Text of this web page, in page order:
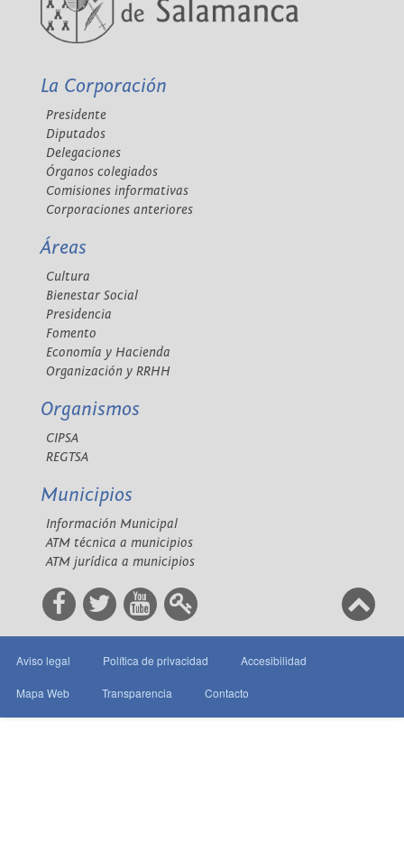
La Corporación
Presidente
Diputados
Delegaciones
Órganos colegiados
Comisiones informativas
Corporaciones anteriores
Áreas
Cultura
Bienestar Social
Presidencia
Fomento
Economía y Hacienda
Organización y RRHH
Organismos
CIPSA
REGTSA
Municipios
Información Municipal
ATM técnica a municipios
ATM jurídica a municipios
Aviso legal Política de privacidad Accesibilidad
Mapa Web Transparencia Contacto